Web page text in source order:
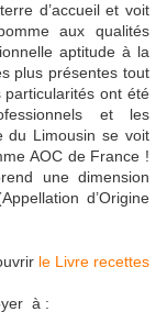
d’accueil et voit
aux qualités
aptitude à la
plus présentes tout
particularités ont été
et les
du Limousin se voit
AOC de France !
une dimension
d’Origine
le Livre recettes
à :